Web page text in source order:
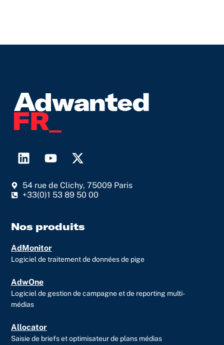
L
i
k
e
i
Y
o
t
u
e
X
-
w
i
t
54 rue de Clichy, 75009 Paris
+33(0)1 53 89 50 00
Nos produits
AdMonitor
Logiciel de traitement de données de pige
AdwOne
Logiciel de gestion de campagne et de reporting multi-
médias
Allocator
Saisie de briefs et optimisateur de plans médias